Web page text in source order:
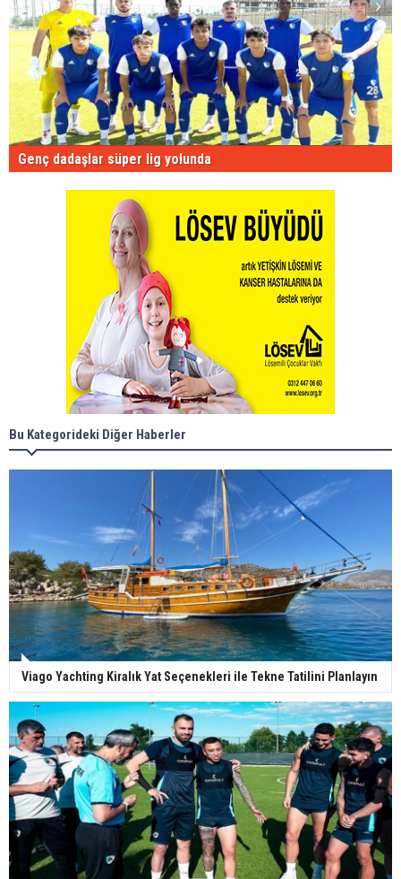
Genç dadaşlar süper lig yolunda
Bu Kategorideki Diğer Haberler
Viago Yachting Kiralık Yat Seçenekleri ile Tekne Tatilini Planlayın